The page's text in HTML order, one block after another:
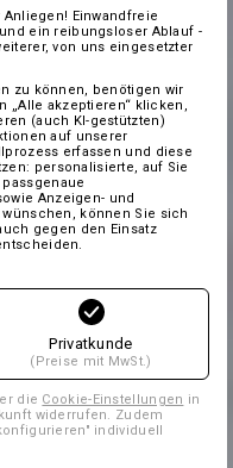
Einwandfreie
ein reibungsloser Ablauf -
von uns eingesetzter
zu können, benötigen wir
„Alle akzeptieren“ klicken,
(auch KI-gestützten)
auf unserer
erfassen und diese
personalisierte, auf Sie
Anzeigen- und
können Sie sich
gegen den Einsatz
Privatkunde
(Preise mit MwSt.)
die Cookie-Einstellungen in
widerrufen. Zudem
individuell